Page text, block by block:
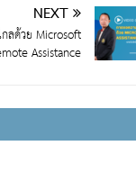
NEXT
ลด้วย Microsoft
Assistance